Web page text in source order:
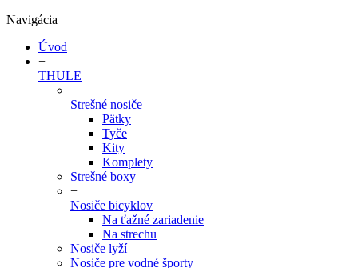
Navigácia
Úvod
+
THULE
+
Strešné nosiče
Pätky
Tyče
Kity
Komplety
Strešné boxy
+
Nosiče bicyklov
Na ťažné zariadenie
Na strechu
Nosiče lyží
Nosiče pre vodné športy